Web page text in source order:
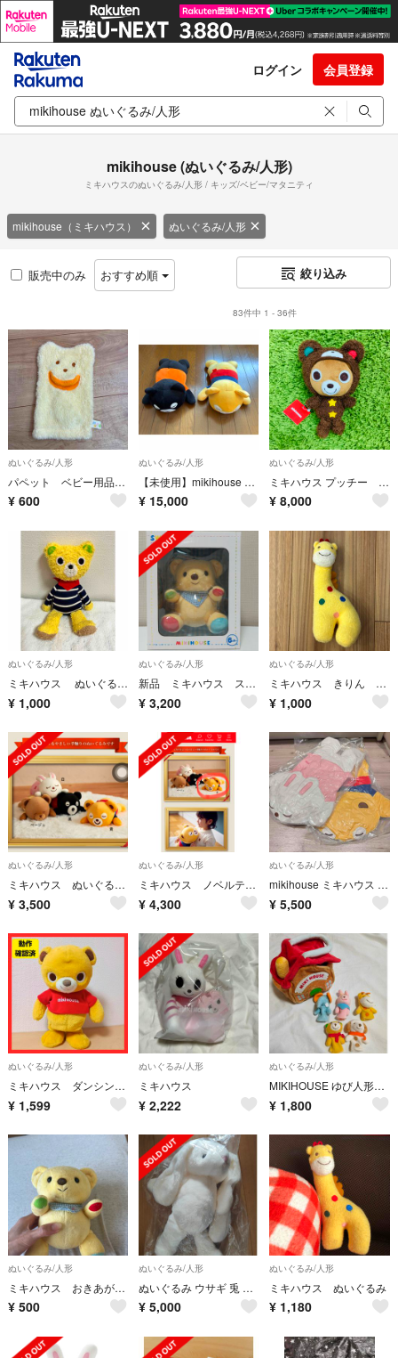
ログイン 会員登録
mikihouse (ぬいぐるみ/人形)
ミキハウスのぬいぐるみ/人形 / キッズ/ベビー/マタニティ
mikihouse（ミキハウス） ぬいぐるみ/人形
販売中のみ おすすめ順 絞り込み
83件中 1 - 36件
ぬいぐるみ/人形
パペット ベビー用品 ミキハウス
¥ 600
ぬいぐるみ/人形
【未使用】mikihouse ミキハウス ノベルティ ぬいぐるみ【２点セット！】
¥ 15,000
ぬいぐるみ/人形
ミキハウス プッチー ぬいぐるみ くまちゃん すず付き 新品タグ付き
¥ 8,000
ぬいぐるみ/人形
ミキハウス ぬいぐるみ くま
¥ 1,000
ぬいぐるみ/人形
新品 ミキハウス スイングベア 公式袋有 MIKI HOUSE おきあがりこぼし
¥ 3,200
ぬいぐるみ/人形
ミキハウス きりん ぬいぐるみ
¥ 1,000
ぬいぐるみ/人形
ミキハウス ぬいぐるみうさこ
¥ 3,500
ぬいぐるみ/人形
ミキハウス ノベルティ ぬいぐるみ 黄（くま）
¥ 4,300
ぬいぐるみ/人形
mikihouse ミキハウス ノベルティ ぬいぐるみ2点
¥ 5,500
ぬいぐるみ/人形
ミキハウス ダンシングベア 動作確認品
¥ 1,599
ぬいぐるみ/人形
ミキハウス
¥ 2,222
ぬいぐるみ/人形
MIKIHOUSE ゆび人形ハウスボックス
¥ 1,800
ぬいぐるみ/人形
ミキハウス おきあがりこぼし ぬいぐるみ
¥ 500
ぬいぐるみ/人形
ぬいぐるみ ウサギ 兎 バニー 子供 ラビット ミキハウス マイクロファー
¥ 5,000
ぬいぐるみ/人形
ミキハウス ぬいぐるみ
¥ 1,180